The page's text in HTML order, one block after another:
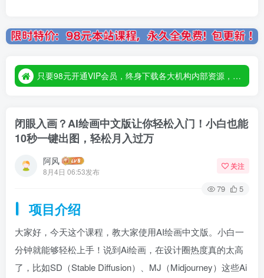
只要98元开通VIP会员，终身下载各大机构内部资源，一站式草根创业基地，最新最强网赚教程大全，小投入，大回报！
只要98元开通VIP会员，终身下载各大机构内部资源，一站式草根创业基地，最新最强网赚教程大全，小投入，大回报！
闭眼入画？AI绘画中文版让你轻松入门！小白也能
10秒一键出图，轻松月入过万
阿风
8月4日 06:53发布
关注
79 5
项目介绍
大家好，今天这个课程，教大家使用AI绘画中文版。小白一
分钟就能够轻松上手！说到Ai绘画，在设计圈热度真的太高
了，比如SD（Stable Diffusion）、MJ（Midjourney）这些Ai